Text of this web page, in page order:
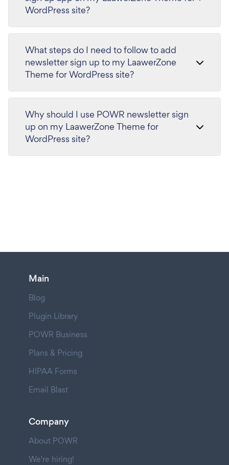
WordPress site?
What steps do I need to follow to add
newsletter sign up to my LaawerZone
Theme for WordPress site?
Why should I use POWR newsletter sign
up on my LaawerZone Theme for
WordPress site?
Main
Blog
Plugin Library
POWR Business
Plans & Pricing
HIPAA Forms
Email Blast
Company
About POWR
We're hiring!